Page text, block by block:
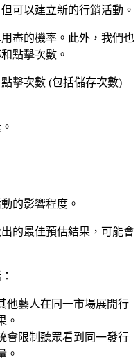
可以建立新的行銷活動。
盡的機率。此外，我們也
點擊次數。
擊次數 (包括儲存次數)
的影響程度。
的最佳預估結果，可能會
他藝人在同一市場展開行
。
會限制聽眾看到同一發行
。